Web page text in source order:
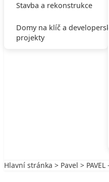
Stavba a rekonstrukce
Domy na klíč a
projekty
Hlavní stránka > Pavel >